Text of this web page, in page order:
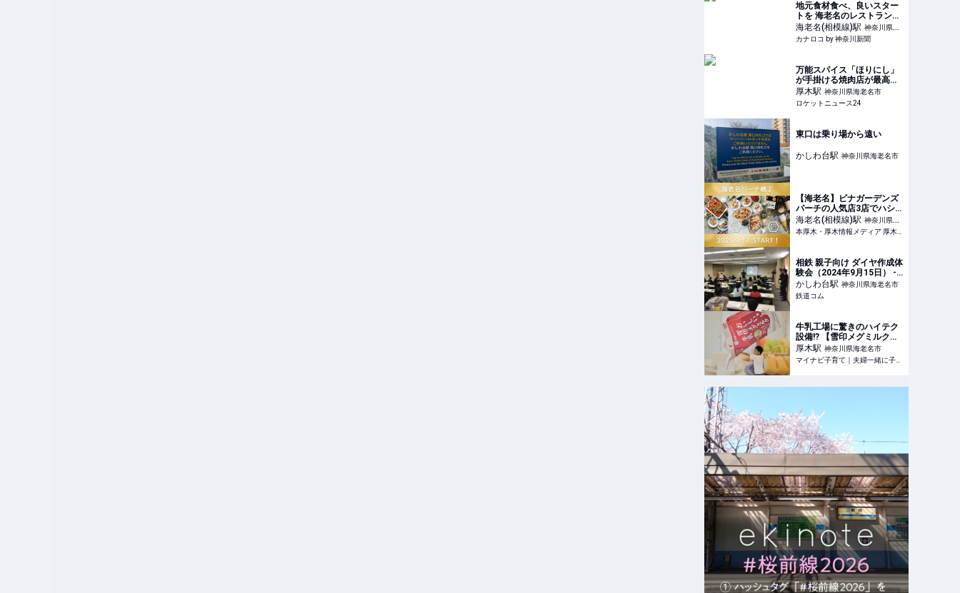
地元食材食べ、良いスター
トを 海老名のレストラン、
週末限定の朝ブッフェ | カ
ナロコ by 神奈川新聞
海老名(相模線)駅 神奈川県海
老名市
カナロコ by 神奈川新聞
万能スパイス「ほりにし」
が手掛ける焼肉店が最高す
ぎた / ほりにしバニラアイ
スは奇跡の美味さ
厚木駅 神奈川県海老名市
ロケットニュース24
東口は乗り場から遠い
かしわ台駅 神奈川県海老名市
【海老名】ビナガーデンズ
パーチの人気店3店でハシ
ゴ酒★立ち飲み企画「海老
名パーチ横丁」9月17日ス
タート♪ | 本厚木・厚木情報
海老名(相模線)駅 神奈川県海
老名市
本厚木・厚木情報メディア 厚木らぼ
相鉄 親子向け ダイヤ作成体
験会（2024年9月15日） -
鉄道コム
かしわ台駅 神奈川県海老名市
鉄道コム
牛乳工場に驚きのハイテク
設備!? 【雪印メグミルク】
海老名工場に親子で行って
みたら、意外すぎる光景に
びっくり（神奈川・海老名
厚木駅 神奈川県海老名市
マイナビ子育て｜夫婦一緒に子育て